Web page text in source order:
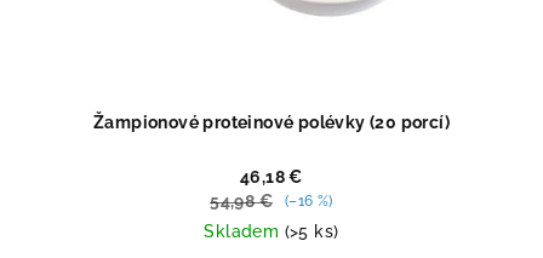
Žampionové proteinové polévky (20 porcí)
46,18 €
54,98 €
(–16 %)
Skladem (>5 ks)